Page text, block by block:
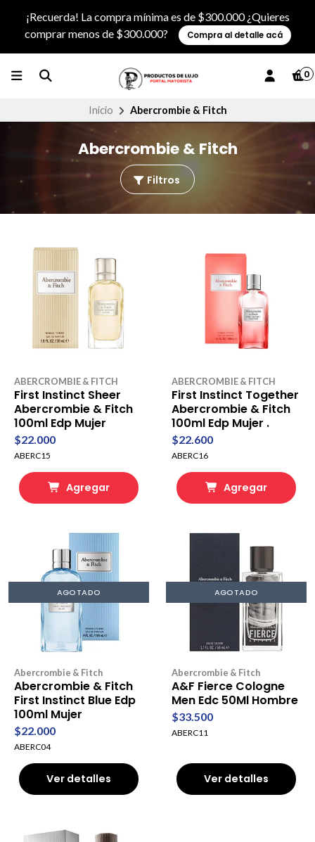
¡Recuerda! La compra mínima es de $300.000 ¿Quieres
comprar menos de $300.000?
Compra al detalle acá
0
Inicio Abercrombie & Fitch
Abercrombie & Fitch
Filtros
ABERCROMBIE & FITCH
First Instinct Sheer
Abercrombie & Fitch
100ml Edp Mujer
$22.000
ABERC15
Agregar
ABERCROMBIE & FITCH
First Instinct Together
Abercrombie & Fitch
100ml Edp Mujer .
$22.600
ABERC16
Agregar
AGOTADO
Abercrombie & Fitch
Abercrombie & Fitch
First Instinct Blue Edp
100ml Mujer
$22.000
ABERC04
Ver detalles
AGOTADO
Abercrombie & Fitch
A&F Fierce Cologne
Men Edc 50Ml Hombre
$33.500
ABERC11
Ver detalles